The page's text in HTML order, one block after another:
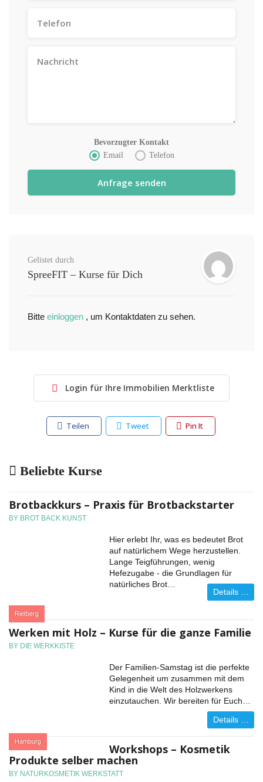
Bevorzugter Kontakt
Email
Telefon
Gelistet durch
SpreeFIT – Kurse für Dich
Bitte einloggen , um Kontaktdaten zu sehen.
Login für Ihre Immobilien Merktliste
Teilen Tweet Pin It
Beliebte Kurse
Brotbackkurs – Praxis für Brotbackstarter
BY BROT BACK KUNST
Rietberg
Hier erlebt Ihr, was es bedeutet Brot
auf natürlichem Wege herzustellen.
Lange Teigführungen, wenig
Hefezugabe - die Grundlagen für
natürliches Brot…
Details …
Werken mit Holz – Kurse für die ganze Familie
BY DIE WERKKISTE
Hamburg
Der Familien-Samstag ist die perfekte
Gelegenheit um zusammen mit dem
Kind in die Welt des Holzwerkens
einzutauchen. Wir bereiten für Euch…
Details …
Workshops – Kosmetik
Produkte selber machen
BY NATURKOSMETIK WERKSTATT